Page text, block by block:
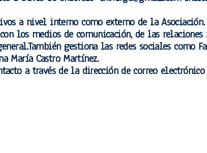
a nivel interno como externo de la Asociación.
los medios de comunicación, de las
gestiona las redes sociales como
María Castro Martínez.
a través de la dirección de correo